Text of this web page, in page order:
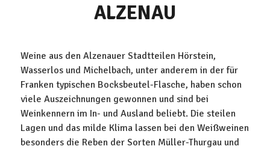
ALZENAU
Weine aus den Alzenauer Stadtteilen Hörstein,
Wasserlos und Michelbach, unter anderem in der für
Franken typischen Bocksbeutel-Flasche, haben schon
viele Auszeichnungen gewonnen und sind bei
Weinkennern im In- und Ausland beliebt. Die steilen
Lagen und das milde Klima lassen bei den Weißweinen
besonders die Reben der Sorten Müller-Thurgau und